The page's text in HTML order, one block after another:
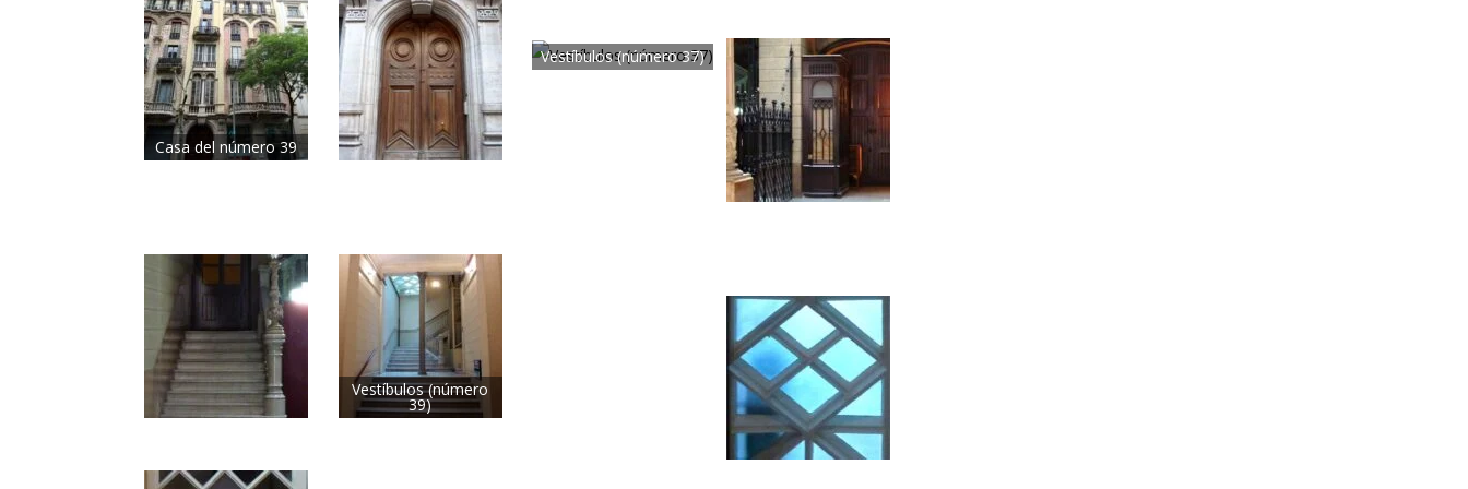
Casa del número 39
Vestíbulos (número 37)
Vestíbulos (número
39)